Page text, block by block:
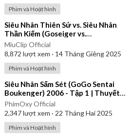
Phim và Hoạt hình
⁣Siêu Nhân Thiên Sứ vs. Siêu Nhân
Thần Kiếm (Goseiger vs.
Shinkenger) | Vietsub
MiuClip Official
8,872 lượt xem · 14 Tháng Giêng 2025
Phim và Hoạt hình
⁣Siêu Nhân Sấm Sét (GoGo Sentai
Boukenger) 2006 - Tập 1 | Thuyết
Minh
PhimOxy Official
2,347lượt xem · 22 Tháng Hai 2025
Phim và Hoạt hình